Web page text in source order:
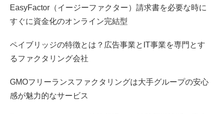
EasyFactor（イージーファクター）請求書を必要な時に
すぐに資金化のオンライン完結型
ペイブリッジの特徴とは？広告事業とIT事業を専門とす
るファクタリング会社
GMOフリーランスファクタリングは大手グループの安心
感が魅力的なサービス